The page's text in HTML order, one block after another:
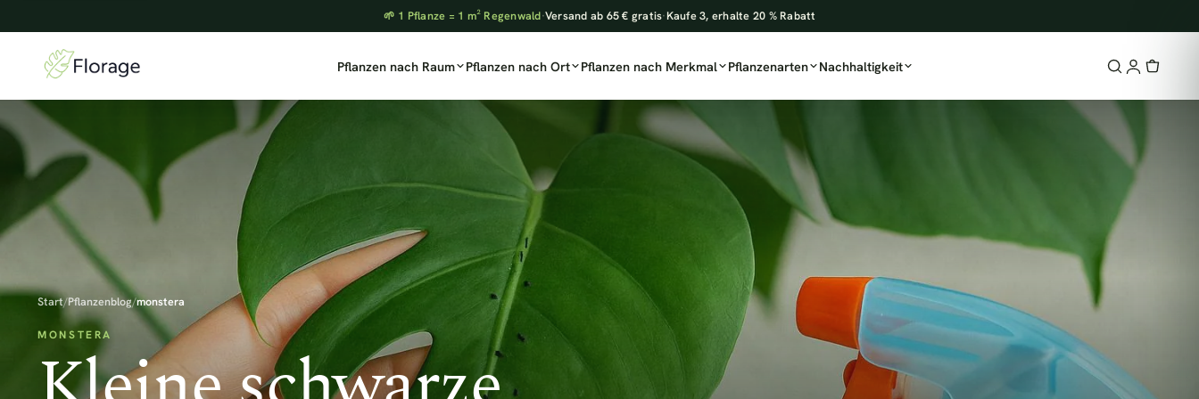
🌱 1 Pflanze = 1 m² Regenwald·Versand ab 65 € gratis·Kaufe 3, erhalte 20 % Rabatt
Pflanzen nach Raum Pflanzen nach Ort Pflanzen nach Merkmal Pflanzenarten Nachhaltigkeit
Start/Pflanzenblog/monstera
MONSTERA